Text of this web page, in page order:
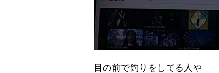
目の前で釣りをしてる人や